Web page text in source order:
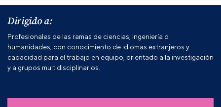
Dirigido a:
Profesionales de las ramas de ciencias, ingeniería o
humanidades, con conocimiento de idiomas extranjeros y
capacidad para el trabajo en equipo, orientado a la investigación
y a grupos multidisciplinarios.